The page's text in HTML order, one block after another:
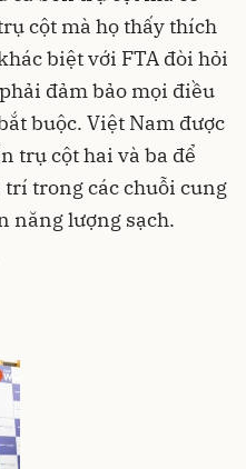
cột mà họ thấy thích
biệt với FTA đòi hỏi
đảm bảo mọi điều
buộc. Việt Nam được
trụ cột hai và ba để
trong các chuỗi cung
năng lượng sạch.